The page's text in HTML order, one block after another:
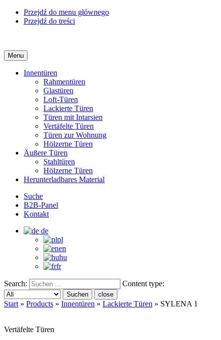
Przejdź do menu głównego
Przejdź do treści
Menu
Innentüren
Rahmentüren
Glastüren
Loft-Türen
Lackierte Türen
Türen mit Intarsien
Vertäfelte Türen
Türen zur Wohnung
Hölzerne Türen
Äußere Türen
Stahltüren
Hölzerne Türen
Herunterladbares Material
Suche
B2B-Panel
Kontakt
de
pl
en
hu
fr
Search: Content type:
Suchen close
Start » Products » Innentüren » Lackierte Türen » SYLENA 1
Vertäfelte Türen